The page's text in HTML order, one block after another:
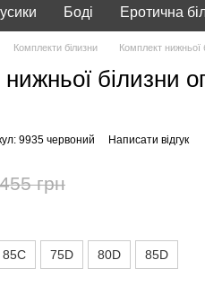
Боді Еротична
Комплекти білизни Комплект
білизни
9935 червоний Написати відгук
455 грн
85C 75D 80D 85D